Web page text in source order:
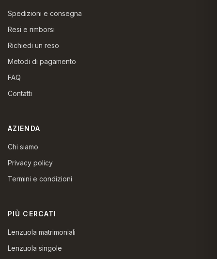
Spedizioni e consegna
Resi e rimborsi
Richiedi un reso
Metodi di pagamento
FAQ
Contatti
AZIENDA
Chi siamo
Privacy policy
Termini e condizioni
PIÙ CERCATI
Lenzuola matrimoniali
Lenzuola singole